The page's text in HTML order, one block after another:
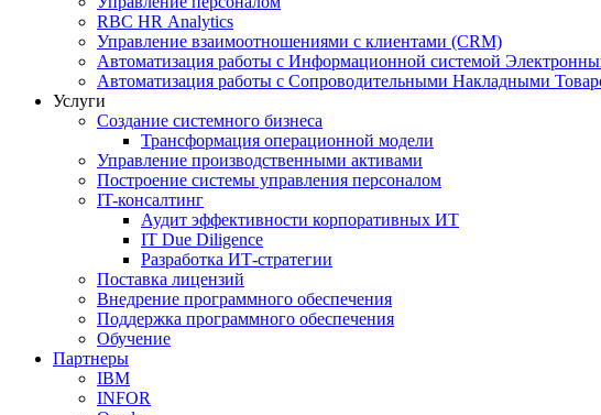
RBC HR Аnalytics
Управление взаимоотношениями с клиентами (СRM)
Автоматизация работы с Информационной системой
Автоматизация работы с Сопроводительными Накладными
Услуги
Создание системного бизнеса
Трансформация операционной модели
Управление производственными активами
Построение системы управления персоналом
IT-консалтинг
Аудит эффективности корпоративных ИТ
IT Due Diligence
Разработка ИТ-стратегии
Поставка лицензий
Внедрение программного обеспечения
Поддержка программного обеспечения
Обучение
Партнеры
IBM
INFOR